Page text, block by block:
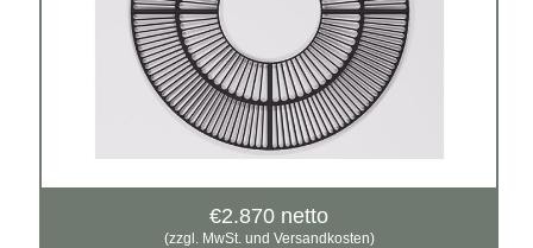
€2.870 netto
(zzgl. MwSt. und Versandkosten)